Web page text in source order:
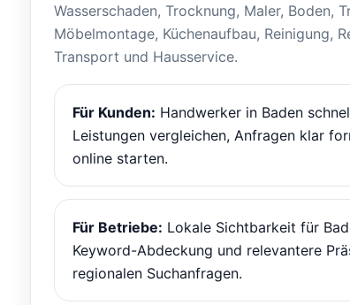
Wasserschaden, Trocknung, Maler, Boden,
Möbelmontage, Küchenaufbau, Reinigung,
Transport und Hausservice.
Für Kunden: Handwerker in Baden
Leistungen vergleichen, Anfragen klar
online starten.
Für Betriebe: Lokale Sichtbarkeit für
Keyword-Abdeckung und relevantere
regionalen Suchanfragen.